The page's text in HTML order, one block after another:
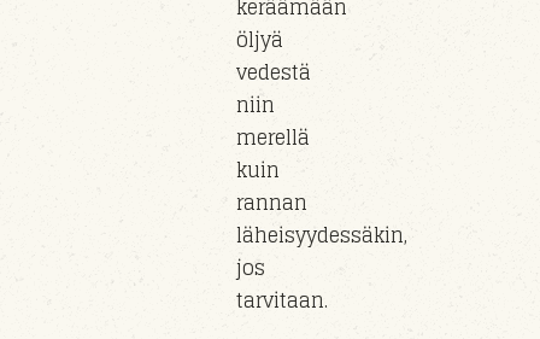
keräämään
öljyä
vedestä
niin
merellä
kuin
rannan
läheisyydessäkin,
jos
tarvitaan.